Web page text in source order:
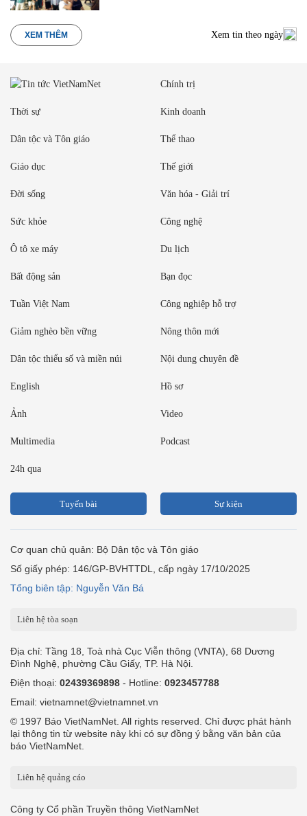
XEM THÊM Xem tin theo ngày
Chính trị
Thời sự Kinh doanh
Dân tộc và Tôn giáo Thể thao
Giáo dục Thế giới
Đời sống Văn hóa - Giải trí
Sức khỏe Công nghệ
Ô tô xe máy Du lịch
Bất động sản Bạn đọc
Tuần Việt Nam Công nghiệp hỗ trợ
Giảm nghèo bền vững Nông thôn mới
Dân tộc thiểu số và miền núi Nội dung chuyên đề
English Hồ sơ
Ảnh Video
Multimedia Podcast
24h qua
Tuyến bài Sự kiện
Cơ quan chủ quản: Bộ Dân tộc và Tôn giáo
Số giấy phép: 146/GP-BVHTTDL, cấp ngày 17/10/2025
Tổng biên tập: Nguyễn Văn Bá
Liên hệ tòa soạn
Địa chỉ: Tầng 18, Toà nhà Cục Viễn thông (VNTA), 68 Dương
Đình Nghệ, phường Cầu Giấy, TP. Hà Nội.
Điện thoại: 02439369898 - Hotline: 0923457788
Email: vietnamnet@vietnamnet.vn
© 1997 Báo VietNamNet. All rights reserved. Chỉ được phát hành
lại thông tin từ website này khi có sự đồng ý bằng văn bản của
báo VietNamNet.
Liên hệ quảng cáo
Công ty Cổ phần Truyền thông VietNamNet